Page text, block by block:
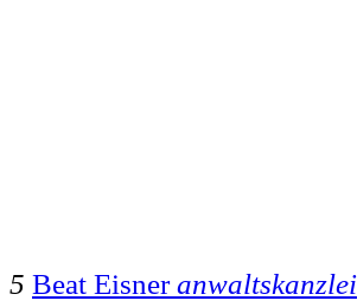
5 Beat Eisneranwaltskanzlei